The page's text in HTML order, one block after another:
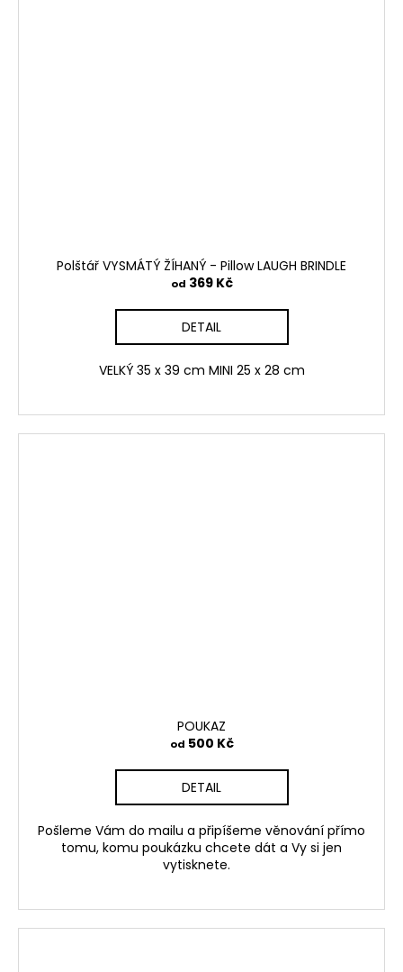
Polštář VYSMÁTÝ ŽÍHANÝ - Pillow LAUGH BRINDLE
od 369 Kč
DETAIL
VELKÝ 35 x 39 cm MINI 25 x 28 cm
POUKAZ
od 500 Kč
DETAIL
Pošleme Vám do mailu a připíšeme věnování přímo
tomu, komu poukázku chcete dát a Vy si jen
vytisknete.